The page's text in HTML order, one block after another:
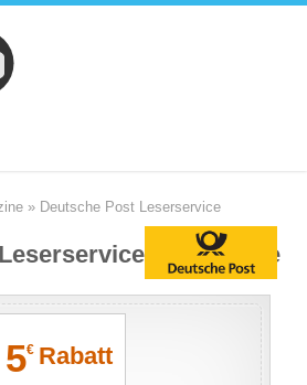
» Deutsche Post Leserservice
Gutscheine
5€Rabatt